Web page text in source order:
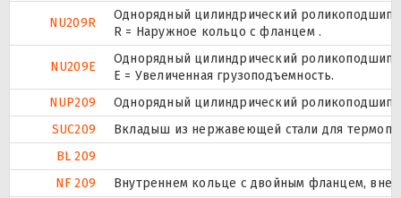
NU209R
Однорядный цилиндрический
R = Наружное кольцо с фланцем .
NU209E
Однорядный цилиндрический
Е = Увеличенная грузоподъемность.
NUP209
Однорядный цилиндрический
SUC209
Вкладыш из нержавеющей стали для
BL 209
NF 209
Внутреннем кольце с двойным фланцем,